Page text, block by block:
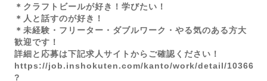
＊クラフトビールが好き！学びたい！
＊人と話すのが好き！
＊未経験・フリーター・ダブルワーク・やる気のある方大
歓迎です！
詳細と応募は下記求人サイトからご確認ください！
https://job.inshokuten.com/kanto/work/detail/10366
?